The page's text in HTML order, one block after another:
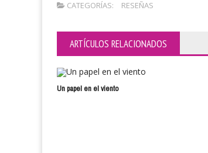
CATEGORÍAS: RESEÑAS
ARTÍCULOS RELACIONADOS
Un papel en el viento